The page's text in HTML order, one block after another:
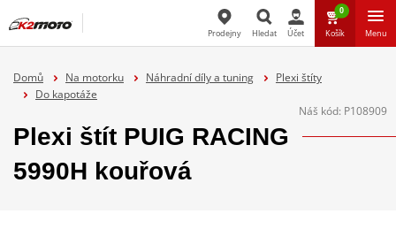
Prodejny Hledat Účet
0
Košík Menu
Domů Na motorku Náhradní díly a tuning
Plexi štíty
Do kapotáže
Náš kód: P108909
Plexi štít PUIG RACING
5990H kouřová